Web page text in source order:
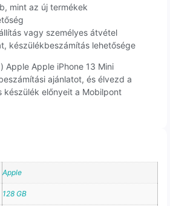
mint az új termékek
vagy személyes átvétel
készülékbeszámítás lehetősége
Apple Apple iPhone 13 Mini
ajánlatot, és élvezd a
készülék előnyeit a Mobilpont
Apple
128 GB